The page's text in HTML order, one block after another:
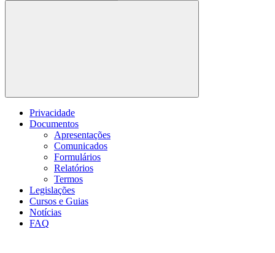
Buscar
Privacidade
Documentos
Apresentações
Comunicados
Formulários
Relatórios
Termos
Legislações
Cursos e Guias
Notícias
FAQ